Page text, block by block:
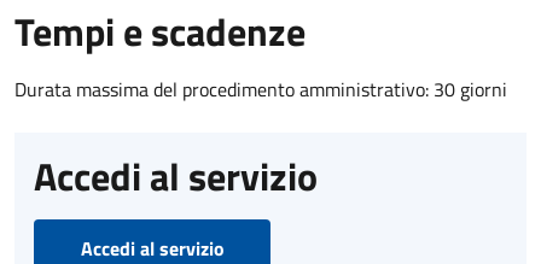
Tempi e scadenze
Durata massima del procedimento amministrativo: 30 giorni
Accedi al servizio
Accedi al servizio